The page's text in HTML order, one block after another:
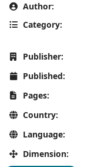
Author:
Category:
Publisher:
Published:
Pages:
Country:
Language:
Dimension: